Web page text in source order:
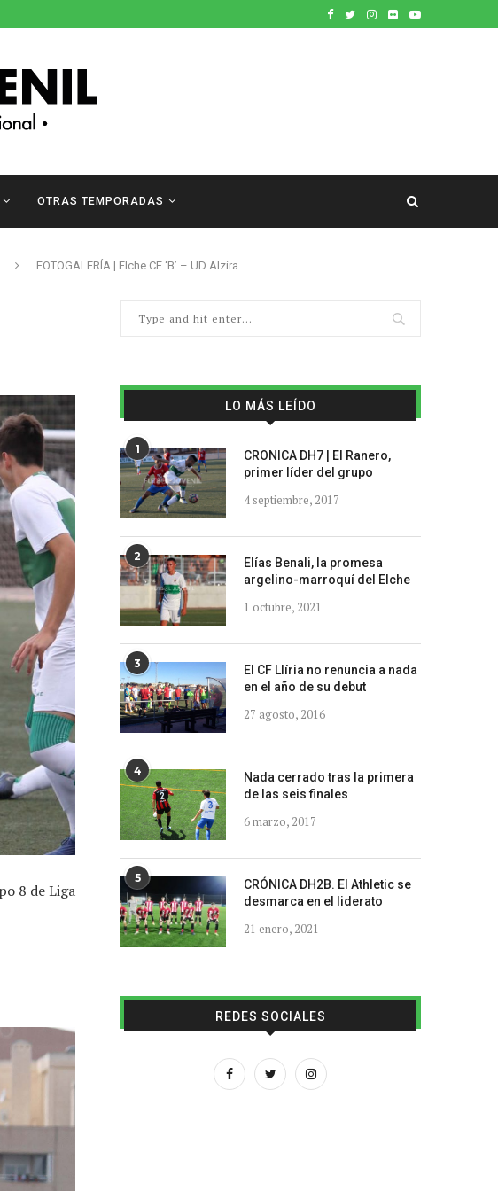
OTRAS TEMPORADAS
FOTOGALERÍA | Elche CF ‘B’ – UD Alzira
8 de Liga
LO MÁS LEÍDO
1
CRONICA DH7 | El Ranero,
primer líder del grupo
4 septiembre, 2017
2
Elías Benali, la promesa
argelino-marroquí del Elche
1 octubre, 2021
3
El CF Llíria no renuncia a nada
en el año de su debut
27 agosto, 2016
4
Nada cerrado tras la primera
de las seis finales
6 marzo, 2017
5
CRÓNICA DH2B. El Athletic se
desmarca en el liderato
21 enero, 2021
REDES SOCIALES